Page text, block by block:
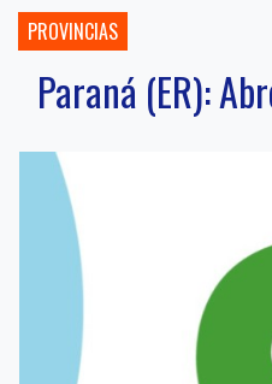
PROVINCIAS
Paraná (ER):